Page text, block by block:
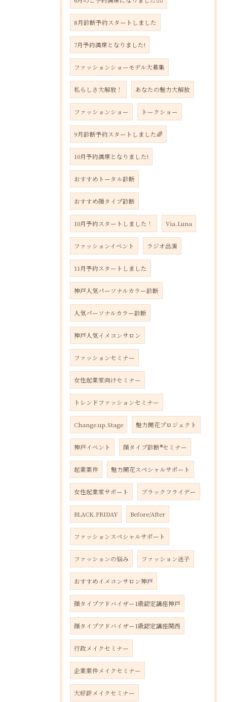
8月診断予約スタートしました
7月予約満席となりました!
ファッションショーモデル大募集
私らしさ大解放！ あなたの魅力大解放
ファッションショー トークショー
9月診断予約スタートしました🌈
10月予約満席となりました!
おすすめトータル診断
おすすめ顔タイプ診断
10月予約スタートしました！ Via.Luna
ファッションイベント ラジオ出演
11月予約スタートしました
神戸人気パーソナルカラー診断
人気パーソナルカラー診断
神戸人気イメコンサロン
ファッションセミナー
女性起業家向けセミナー
トレンドファッションセミナー
Change.up.Stage 魅力開花プロジェクト
神戸イベント 顔タイプ診断®︎セミナー
起業案件 魅力開花スペシャルサポート
女性起業家サポート ブラックフライデー
BLACK.FRIDAY Before/After
ファッションスペシャルサポート
ファッションの悩み ファッション迷子
おすすめイメコンサロン神戸
顔タイプアドバイザー1級認定講座神戸
顔タイプアドバイザー1級認定講座関西
行政メイクセミナー
企業案件メイクセミナー
大好評メイクセミナー